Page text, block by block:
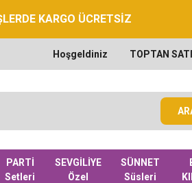
KARGO ÜCRETSİZ
Hoşgeldiniz TOPTAN
PARTİ
Setleri
SEVGİLİYE
Özel
SÜNNET
Süsleri